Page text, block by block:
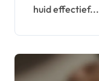
huid effectief...